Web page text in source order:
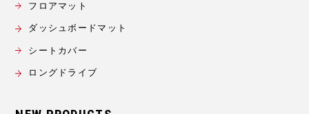
フロアマット
ダッシュボードマット
シートカバー
ロングドライブ